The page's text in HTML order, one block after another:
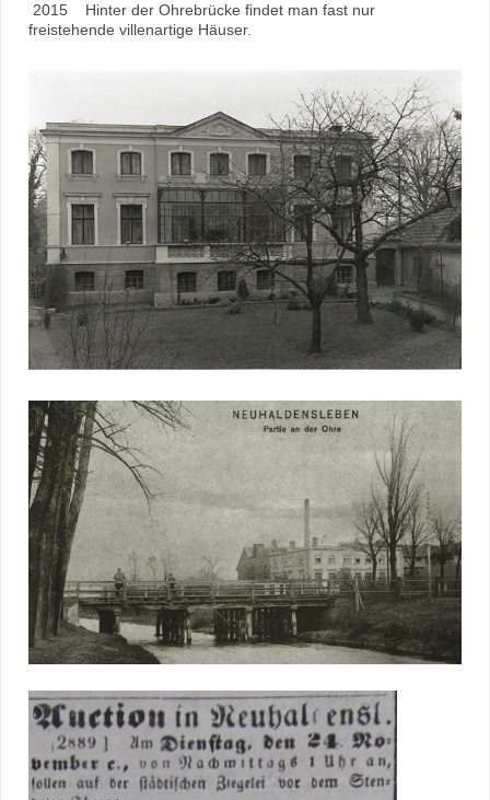
2015 Hinter der Ohrebrücke findet man fast nur
freistehende villenartige Häuser.